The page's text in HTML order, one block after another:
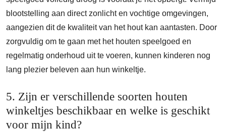
blootstelling aan direct zonlicht en vochtige omgevingen,
aangezien dit de kwaliteit van het hout kan aantasten. Door
zorgvuldig om te gaan met het houten speelgoed en
regelmatig onderhoud uit te voeren, kunnen kinderen nog
lang plezier beleven aan hun winkeltje.
5. Zijn er verschillende soorten houten
winkeltjes beschikbaar en welke is geschikt
voor mijn kind?